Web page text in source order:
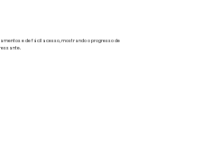
e de fácil acesso, mostrando o progresso de